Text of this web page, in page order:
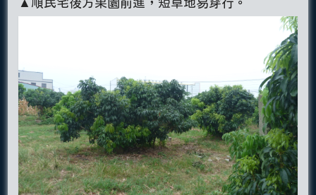
▲順民宅後方果園前進，短草地易穿行。